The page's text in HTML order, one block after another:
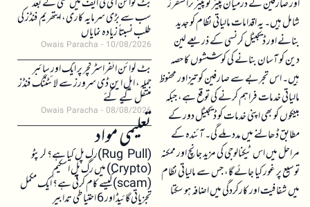
اور صارفین کے درمیان پیئر ٹو پیئر ٹرانسفرز
شامل ہیں۔ یہ اقدامات مالیاتی نظام کو جدید
بنانے اور ڈیجیٹل کرنسی کے ذریعے لین
دین کو آسان بنانے کی کوششوں کا حصہ
ہیں۔ اس تجربے سے صارفین کو تیز اور محفوظ
مالیاتی خدمات فراہم کرنے کی توقع ہے، جبکہ
بینکوں کو بھی اپنی خدمات کو ڈیجیٹل دور کے
مطابق ڈھالنے میں مدد ملے گی۔ آئندہ کے
مراحل میں اس ٹیکنالوجی کی مزید جانچ اور ممکنہ
توسیع پر غور کیا جائے گا، جس سے مالیاتی نظام
میں شفافیت اور کارکردگی میں اضافہ ہو سکتا
سب سے بڑی سرمایہ کاری، ایتھریم فنڈز کی
طلب نسبتاً زیادہ نمایاں
Owais Paracha 10/08/2026
بٹ کوائن انفراسٹرکچر پر ایک اور سائبر
حملہ، ایل این ڈی سرورز سے لائٹننگ فنڈز
منتقل کیے گئے
Owais Paracha 08/08/2026
تعلیمی مواد(Rug Pull)رگ پل کیا ہے؟ کرپٹو
(Crypto) میں رگ پل اسکیم
(scam)کیسے کام کرتی ہے؟ ایک مکمل
تجزیاتی گائیڈ اور 6 احتیاطی تدابیر